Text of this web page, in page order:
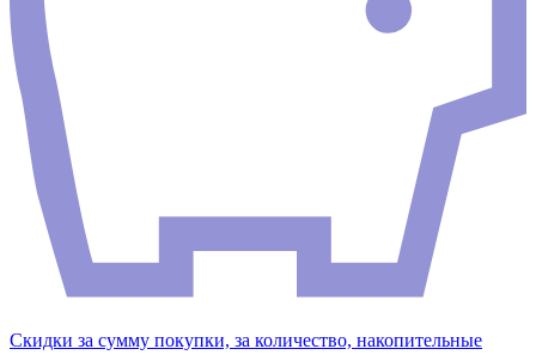
Скидки за сумму покупки, за количество, накопительные